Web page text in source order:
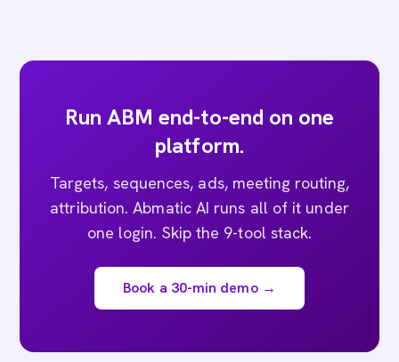
Run ABM end-to-end on one
platform.
Targets, sequences, ads, meeting routing,
attribution. Abmatic AI runs all of it under
one login. Skip the 9-tool stack.
Book a 30-min demo →